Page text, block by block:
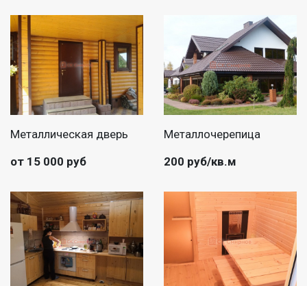
Металлическая дверь
от 15 000 руб
Металлочерепица
200 руб/кв.м